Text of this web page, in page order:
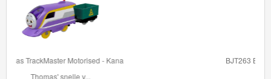
BJT263 Bigjigstrein tunnel -Mountain Rescue